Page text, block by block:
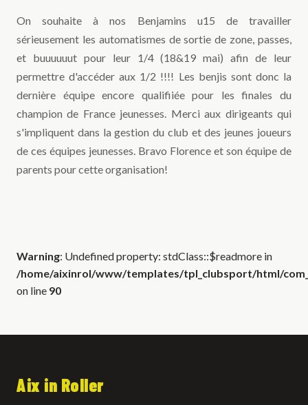
On souhaite à nos Benjamins u15 de travailler
sérieusement les automatismes de sortie de zone, passes,
et buuuuuut pour leur 1/4 (18&19 mai) afin de leur
permettre d'accéder aux 1/2 !!!! Les benjis sont donc la
dernière équipe encore qualifiiée pour les finales du
champion de France jeunesses. Merci aux dirigeants qui
s'impliquent dans la gestion du club et des jeunes joueurs
de ces équipes jeunesses. Bravo Florence et son équipe de
parents pour cette organisation!
Warning: Undefined property: stdClass::$readmore in
/home/aixinrol/www/templates/tpl_clubsport/html/
on line 90
Aix in Roller